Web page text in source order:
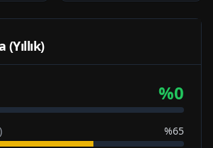
(Yıllık)
%0
%65